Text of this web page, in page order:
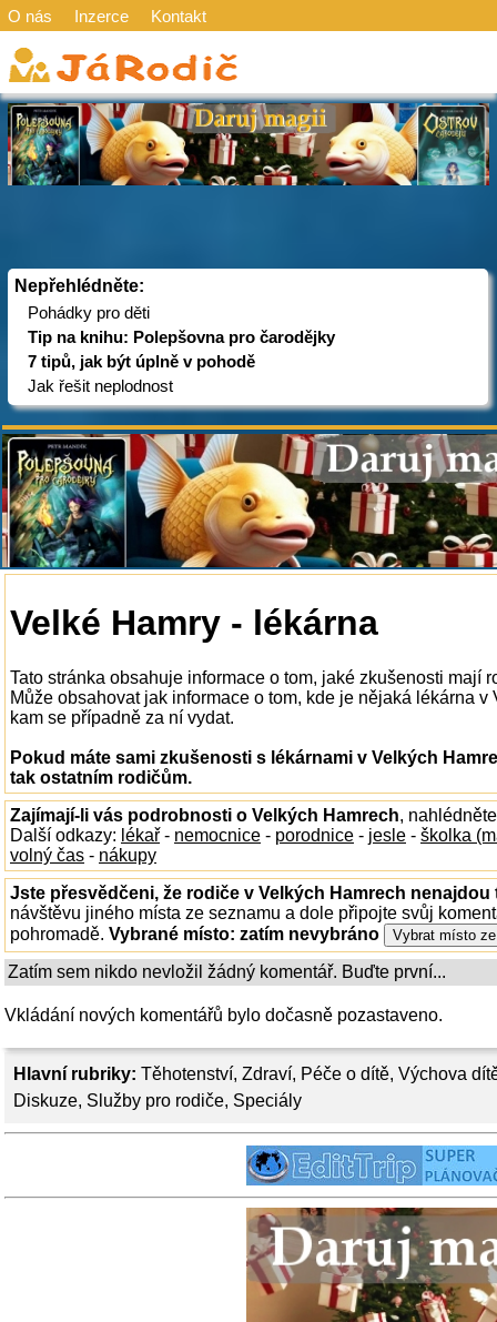
O nás Inzerce Kontakt
Nepřehlédněte:
Pohádky pro děti
Tip na knihu: Polepšovna pro čarodějky
7 tipů, jak být úplně v pohodě
Jak řešit neplodnost
Hlavní rubriky: Těhotenství, Zdraví, Péče o dítě, Výchova
Diskuze, Služby pro rodiče, Speciály
Velké Hamry - lékárna
Tato stránka obsahuje informace o tom, jaké zkušenosti mají
Může obsahovat jak informace o tom, kde je nějaká lékárna
kam se případně za ní vydat.
Pokud máte sami zkušenosti s lékárnami v Velkých
tak ostatním rodičům.
Zajímají-li vás podrobnosti o Velkých Hamrech,
Další odkazy: lékař - nemocnice - porodnice - jesle - školka
volný čas - nákupy
Jste přesvědčeni, že rodiče v Velkých Hamrech nenajdou
návštěvu jiného místa ze seznamu a dole připojte svůj
pohromadě. Vybrané místo: zatím nevybráno
Zatím sem nikdo nevložil žádný komentář. Buďte první...
Vkládání nových komentářů bylo dočasně pozastaveno.